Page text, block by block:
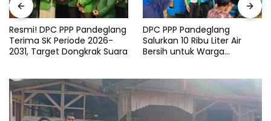
Resmi! DPC PPP Pandeglang
Terima SK Periode 2026-
2031, Target Dongkrak Suara
DPC PPP Pandeglang
Salurkan 10 Ribu Liter Air
Bersih untuk Warga